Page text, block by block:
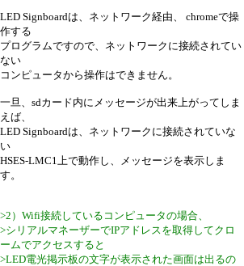
LED Signboardは、ネットワーク経由、 chromeで操
作する
プログラムですので、ネットワークに接続されてい
ない
コンピュータから操作はできません。
一旦、sdカード内にメッセージが出来上がってしま
えば、
LED Signboardは、ネットワークに接続されていな
い
HSES-LMC1上で動作し、メッセージを表示しま
す。
>2）Wifi接続しているコンピュータの場合、
>シリアルマネーザーでIPアドレスを取得してクロ
ームでアクセスすると
>LED電光掲示板の文字が表示された画面は出るの